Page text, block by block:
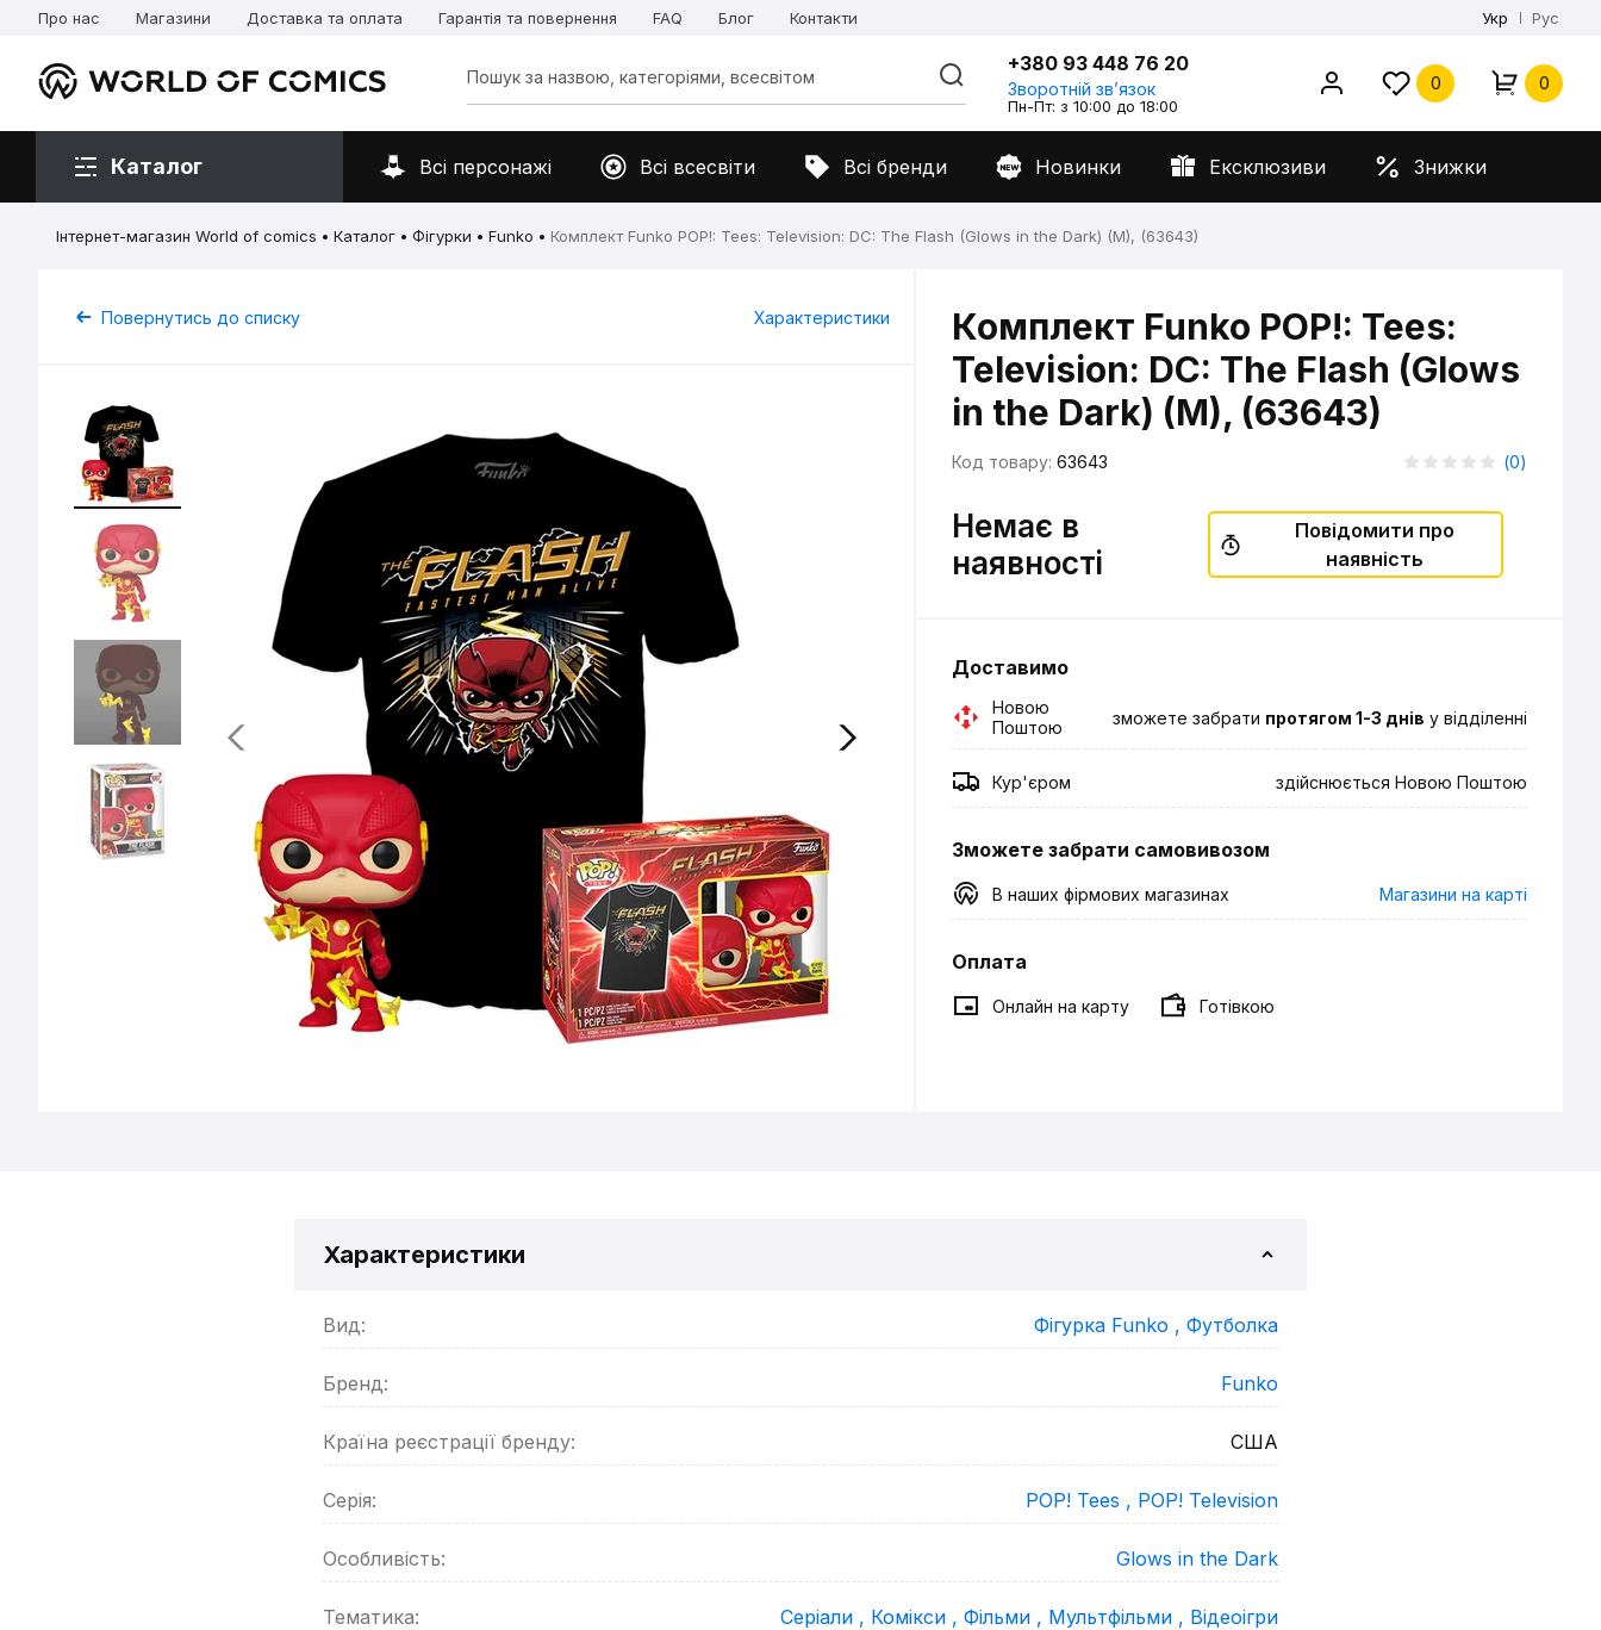
Про нас Магазини Доставка та оплата Гарантія та повернення FAQ Блог Контакти Укр Рус
+380 93 448 76 20
Зворотній звʼязок
Пн-Пт: з 10:00 до 18:00
0 0
Каталог Всі персонажі Всі всесвіти Всі бренди Новинки Ексклюзиви Знижки
Інтернет-магазин World of comics Каталог Фігурки Funko Комплект Funko POP!: Tees: Television: DC: The Flash (Glows in the Dark) (M), (63643)
Повернутись до списку Характеристики
Комплект Funko POP!: Tees:
Television: DC: The Flash (Glows
in the Dark) (M), (63643)
Код товару: 63643 (0)
Немає в
наявності
Повідомити про
наявність
Доставимо
Новою
Поштою
зможете забрати протягом 1-3 днів у відділенні
Кур'єром здійснюється Новою Поштою
Зможете забрати самовивозом
В наших фірмових магазинах Магазини на карті
Оплата
Онлайн на карту Готівкою
Характеристики
Вид: Фігурка Funko , Футболка
Бренд: Funko
Країна реєстрації бренду: США
Серія: POP! Tees , POP! Television
Особливість: Glows in the Dark
Тематика: Серіали , Комікси , Фільми , Мультфільми , Відеоігри